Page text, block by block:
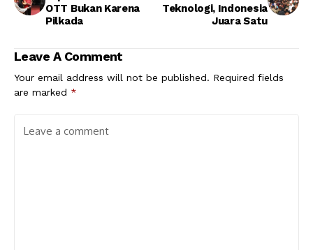
OTT Bukan Karena
Pilkada
Teknologi, Indonesia
Juara Satu
Leave A Comment
Your email address will not be published. Required fields
are marked *